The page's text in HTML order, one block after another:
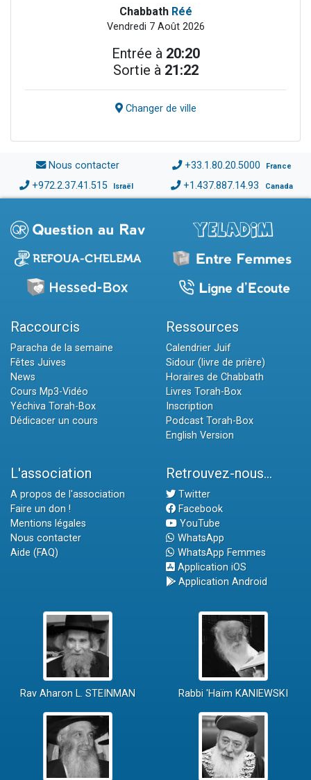
Chabbath Réé
Vendredi 7 Août 2026
Entrée à 20:20
Sortie à 21:22
Changer de ville
Nous contacter +33.1.80.20.5000 France
+972.2.37.41.515 Israël +1.437.887.14.93 Canada
Raccourcis
Paracha de la semaine
Fêtes Juives
News
Cours Mp3-Vidéo
Yéchiva Torah-Box
Dédicacer un cours
Ressources
Calendrier Juif
Sidour (livre de prière)
Horaires de Chabbath
Livres Torah-Box
Inscription
Podcast Torah-Box
English Version
L'association
A propos de l'association
Faire un don !
Mentions légales
Nous contacter
Aide (FAQ)
Retrouvez-nous...
Twitter
Facebook
YouTube
WhatsApp
WhatsApp Femmes
Application iOS
Application Android
Rav Aharon L. STEINMAN Rabbi 'Haïm KANIEWSKI